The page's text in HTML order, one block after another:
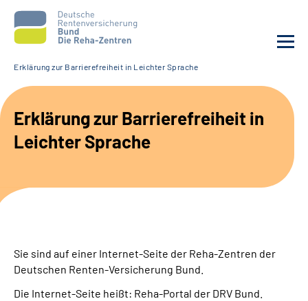
Aktuelles
Unsere Kliniken
Erklärung zur Barrierefreiheit in Leichter Sprache
Erklärung zur Barrierefreiheit in
Leichter Sprache
Sie sind auf einer Internet-Seite der Reha-Zentren der
Deutschen Renten-Versicherung Bund.
Die Internet-Seite heißt: Reha-Portal der DRV Bund.